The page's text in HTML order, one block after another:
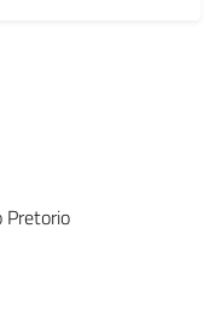
Pretorio